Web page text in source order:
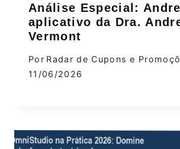
Análise Especial:
aplicativo da Dra.
Vermont
Por Radar de Cupons e
11/06/2026